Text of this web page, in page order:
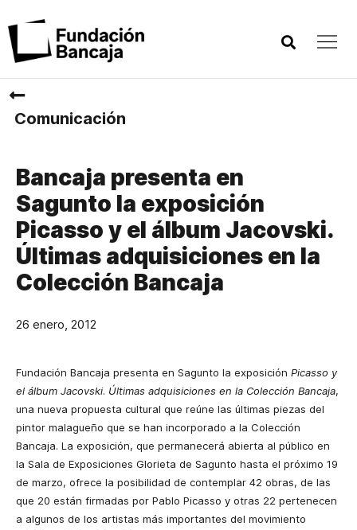
Comunicación
Bancaja presenta en
Sagunto la exposición
Picasso y el álbum Jacovski.
Últimas adquisiciones en la
Colección Bancaja
26 enero, 2012
Fundación Bancaja presenta en Sagunto la exposición Picasso y
el álbum Jacovski. Últimas adquisiciones en la Colección Bancaja,
una nueva propuesta cultural que reúne las últimas piezas del
pintor malagueño que se han incorporado a la Colección
Bancaja. La exposición, que permanecerá abierta al público en
la Sala de Exposiciones Glorieta de Sagunto hasta el próximo 19
de marzo, ofrece la posibilidad de contemplar 42 obras, de las
que 20 están firmadas por Pablo Picasso y otras 22 pertenecen
a algunos de los artistas más importantes del movimiento